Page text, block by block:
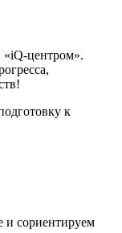
«iQ-центром».
к
и сориентируем